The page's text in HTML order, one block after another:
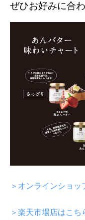
ぜひお好みに合
＞オンラインショッ
＞楽天市場店はこち